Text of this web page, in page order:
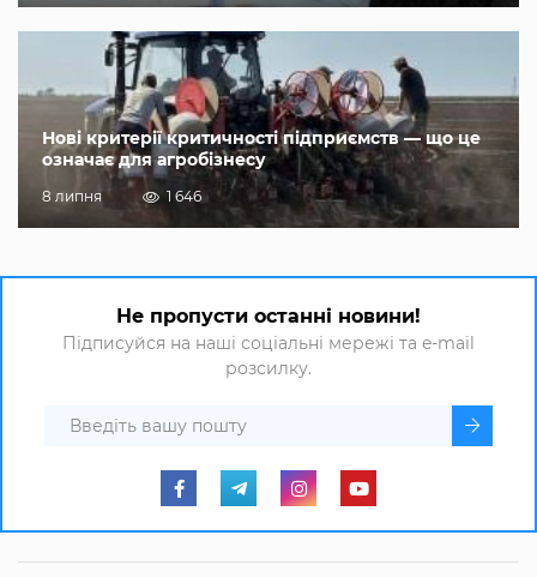
Нові критерії критичності підприємств — що це
означає для агробізнесу
8 липня 1 646
Не пропусти останні новини!
Підписуйся на наші соціальні мережі та e-mail
розсилку.